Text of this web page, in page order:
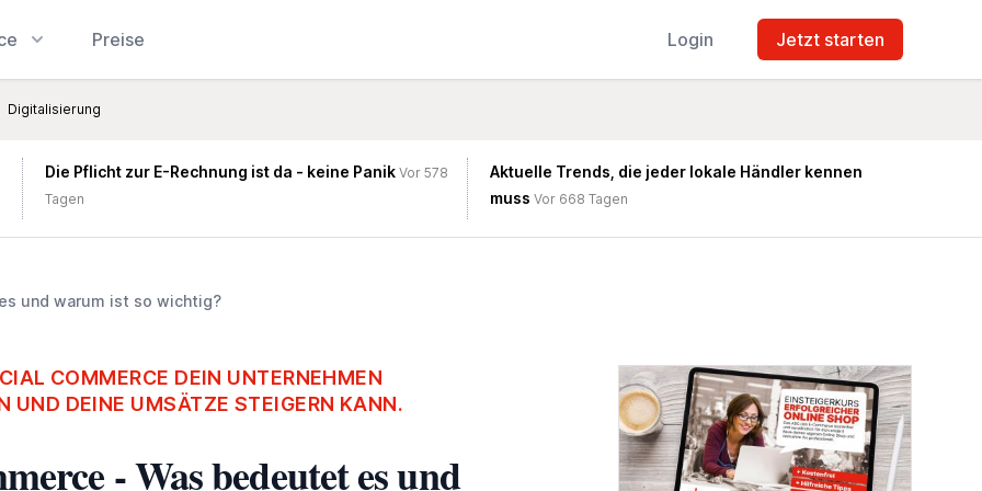
Preise Login Jetzt starten
Digitalisierung
Die Pflicht zur E-Rechnung ist da - keine PanikVor 578
Tagen
Aktuelle Trends, die jeder lokale Händler kennen
muss Vor 668 Tagen
und warum ist so wichtig?
COMMERCE DEIN UNTERNEHMEN
UND DEINE UMSÄTZE STEIGERN KANN.
- Was bedeutet es und